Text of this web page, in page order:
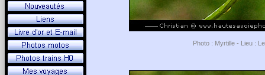
Photo : Myrtille - Lieu :